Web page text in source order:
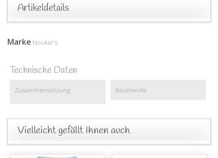
Artikeldetails
Marke Noukie's
Technische Daten
Zusammensetzung Baumwolle
Vielleicht gefällt Ihnen auch